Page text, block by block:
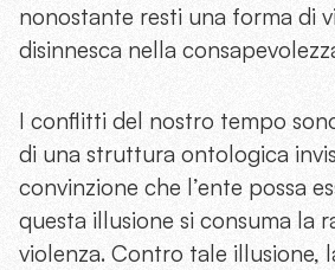
nonostante resti una forma di
disinnesca nella
I conflitti del nostro tempo
di una struttura ontologica
convinzione che l’ente possa
questa illusione si consuma la
violenza. Contro tale illusione,